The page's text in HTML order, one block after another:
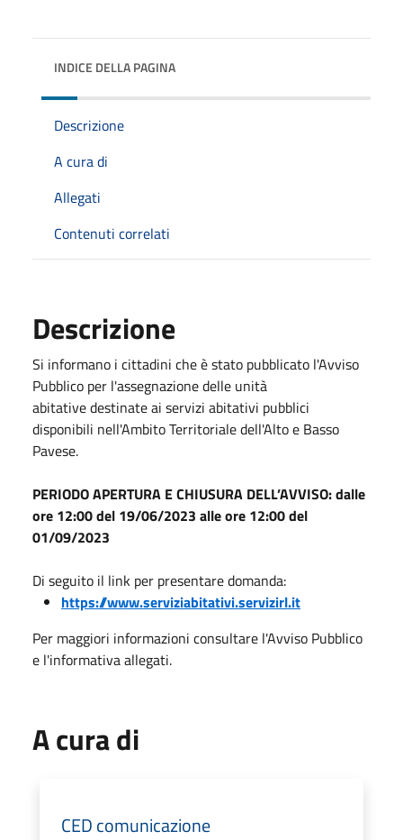
INDICE DELLA PAGINA
Descrizione
A cura di
Allegati
Contenuti correlati
Descrizione
Si informano i cittadini che è stato pubblicato l'Avviso
Pubblico per l'assegnazione delle unità
abitative destinate ai servizi abitativi pubblici
disponibili nell'Ambito Territoriale dell'Alto e Basso
Pavese.
PERIODO APERTURA E CHIUSURA DELL’AVVISO: dalle
ore 12:00 del 19/06/2023 alle ore 12:00 del
01/09/2023
Di seguito il link per presentare domanda:
https://www.serviziabitativi.servizirl.it
Per maggiori informazioni consultare l'Avviso Pubblico
e l'informativa allegati.
A cura di
CED comunicazione